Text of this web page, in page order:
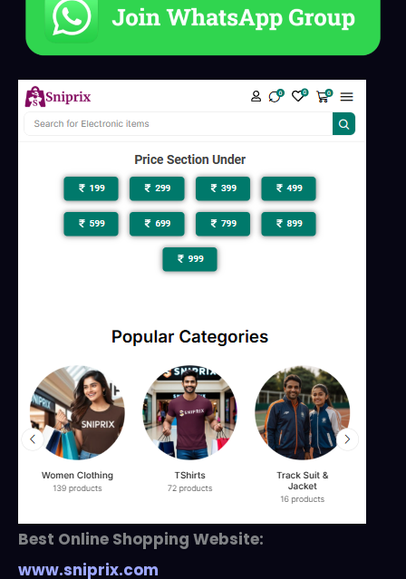
Best Online Shopping Website:
www.sniprix.com